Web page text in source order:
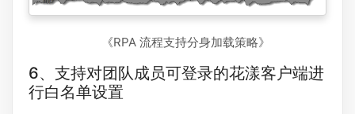
《RPA 流程支持分身加载策略》
6、支持对团队成员可登录的花漾客户端进
行白名单设置